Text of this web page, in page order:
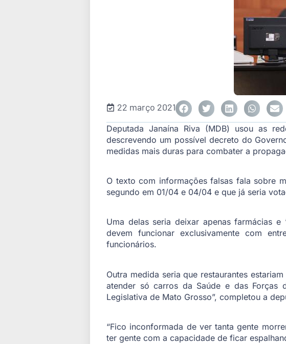
22 março 2021
Deputada Janaína Riva (MDB) usou as
descrevendo um possível decreto do
medidas mais duras para combater a
O texto com informações falsas fala sobre
segundo em 01/04 e 04/04 e que já seria
Uma delas seria deixar apenas farmácias e
devem funcionar exclusivamente com
funcionários.
Outra medida seria que restaurantes
atender só carros da Saúde e das Forças
Legislativa de Mato Grosso”, completou a
“Fico inconformada de ver tanta gente
ter gente com a capacidade de ficar